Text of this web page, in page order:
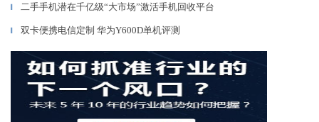
▎ 二手手机潜在千亿级“大市场”激活手机回收平台
▎ 双卡便携电信定制 华为Y600D单机评测